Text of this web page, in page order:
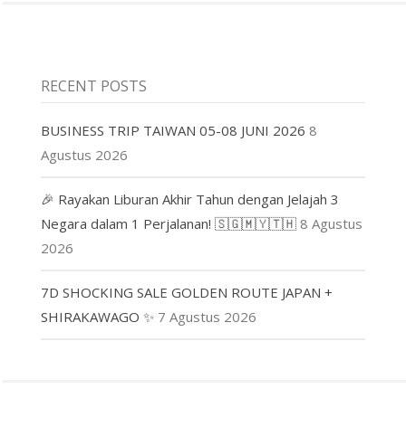
RECENT POSTS
BUSINESS TRIP TAIWAN 05-08 JUNI 2026 8
Agustus 2026
🎉 Rayakan Liburan Akhir Tahun dengan Jelajah 3
Negara dalam 1 Perjalanan! 🇸🇬🇲🇾🇹🇭 8 Agustus
2026
7D SHOCKING SALE GOLDEN ROUTE JAPAN +
SHIRAKAWAGO ✨ 7 Agustus 2026